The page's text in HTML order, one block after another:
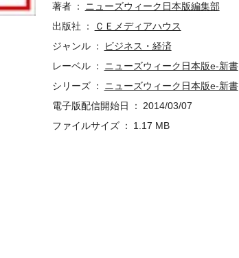
イラスト＞ Ken Crane
著者
ニューズウィーク日本版編集部
出版社
ＣＥメディアハウス
ジャンル
ビジネス・経済
レーベル
ニューズウィーク日本版e-新書
シリーズ
ニューズウィーク日本版e-新書
電子版配信開始日
2014/03/07
ファイルサイズ
1.17 MB